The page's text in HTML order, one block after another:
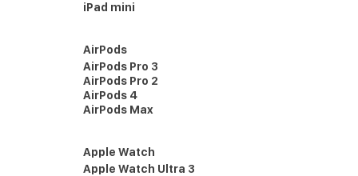
iPad mini
AirPods
AirPods Pro 3
AirPods Pro 2
AirPods 4
AirPods Max
Apple Watch
Apple Watch Ultra 3